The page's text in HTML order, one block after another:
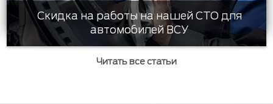
Скидка на работы на нашей СТО для
автомобилей ВСУ
Читать все статьи